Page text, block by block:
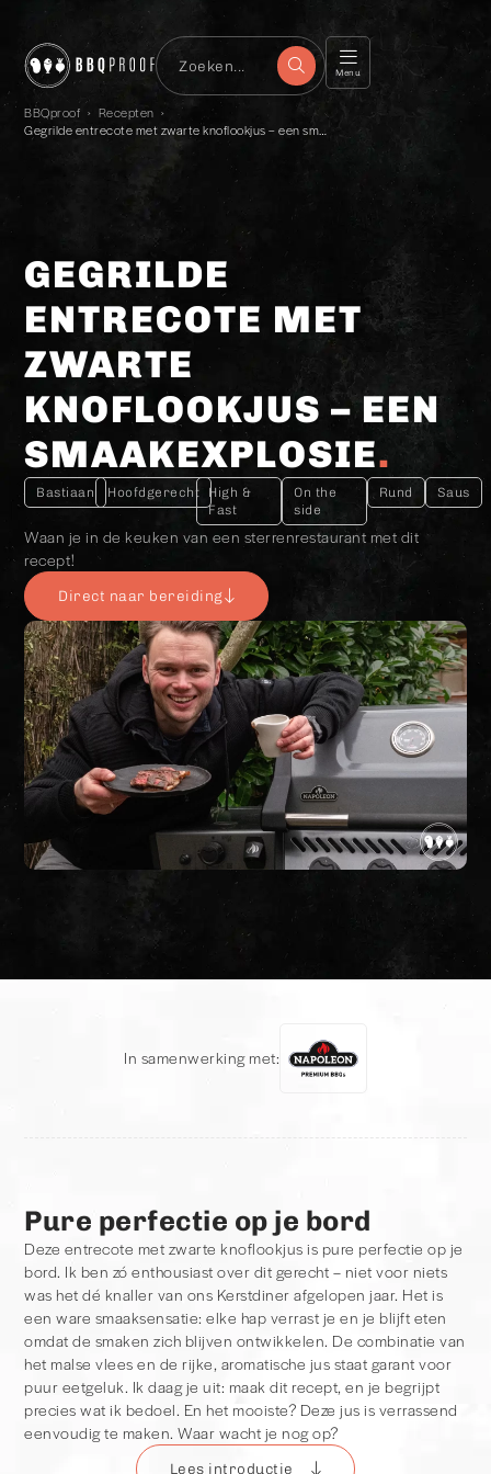
Menu
BBQproof › Recepten ›
GEGRILDE
ENTRECOTE MET
ZWARTE
KNOFLOOKJUS – EEN
SMAAKEXPLOSIE
Bastiaan Hoofdgerecht
High &
Fast
On the
side
Rund Saus
Waan je in de keuken van een sterrenrestaurant met dit
recept!
Direct naar bereiding
In samenwerking met:
Pure perfectie op je bord
Deze entrecote met zwarte knoflookjus is pure perfectie op je
bord. Ik ben zó enthousiast over dit gerecht – niet voor niets
was het dé knaller van ons Kerstdiner afgelopen jaar. Het is
een ware smaaksensatie: elke hap verrast je en je blijft eten
omdat de smaken zich blijven ontwikkelen. De combinatie van
het malse vlees en de rijke, aromatische jus staat garant voor
puur eetgeluk. Ik daag je uit: maak dit recept, en je begrijpt
precies wat ik bedoel. En het mooiste? Deze jus is verrassend
eenvoudig te maken. Waar wacht je nog op?
Lees introductie